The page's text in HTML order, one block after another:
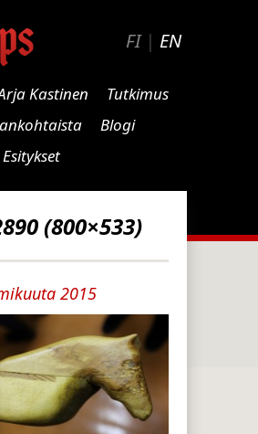
FI| EN
Kastinen
Tutkimus
Blogi
Esitykset
(800×533)
2015